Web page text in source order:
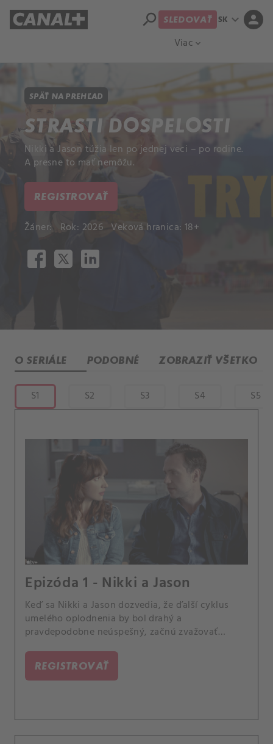
Viac expand_more
search SLEDOVAŤ SK expand_more person
SPÄŤ NA PREHĽAD
STRASTI DOSPELOSTI
Nikki a Jason túžia len po jednej veci – po rodine.
A presne to mať nemôžu.
REGISTROVAŤ
Žáner: Rok: 2026 Veková hranica: 18+
O SERIÁLE PODOBNÉ ZOBRAZIŤ VŠETKO
S1 S2 S3 S4 S5
Epizóda 1 - Nikki a Jason
Keď sa Nikki a Jason dozvedia, že ďalší cyklus
umelého oplodnenia by bol drahý a
pravdepodobne neúspešný, začnú zvažovať
REGISTROVAŤ